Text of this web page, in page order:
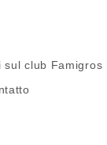
sul club Famigros